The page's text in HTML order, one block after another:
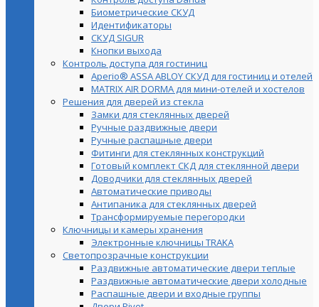
Биометрические СКУД
Идентификаторы
СКУД SIGUR
Кнопки выхода
Контроль доступа для гостиниц
Aperio® ASSA ABLOY СКУД для гостиниц и отелей
MATRIX AIR DORMA для мини-отелей и хостелов
Решения для дверей из стекла
Замки для стеклянных дверей
Ручные раздвижные двери
Ручные распашные двери
Фитинги для стеклянных конструкций
Готовый комплект СКД для стеклянной двери
Доводчики для стеклянных дверей
Автоматические приводы
Антипаника для стеклянных дверей
Трансформируемые перегородки
Ключницы и камеры хранения
Электронные ключницы TRAKA
Светопрозрачные конструкции
Раздвижные автоматические двери теплые
Раздвижные автоматические двери холодные
Распашные двери и входные группы